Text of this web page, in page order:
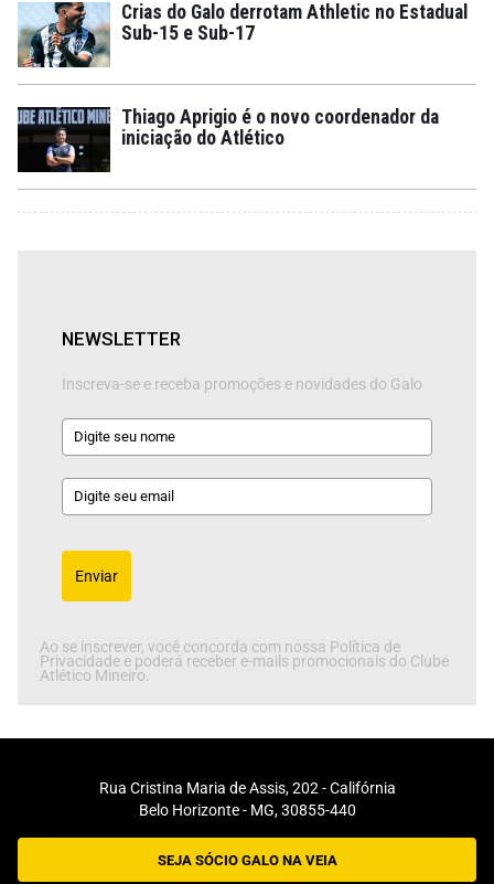
Crias do Galo derrotam Athletic no Estadual
Sub-15 e Sub-17
Thiago Aprigio é o novo coordenador da
iniciação do Atlético
NEWSLETTER
Inscreva-se e receba promoções e novidades do Galo
Enviar
Ao se inscrever, você concorda com nossa Política de
Privacidade e poderá receber e-mails promocionais do Clube
Atlético Mineiro.
Rua Cristina Maria de Assis, 202 - Califórnia
Belo Horizonte - MG, 30855-440
SEJA SÓCIO GALO NA VEIA